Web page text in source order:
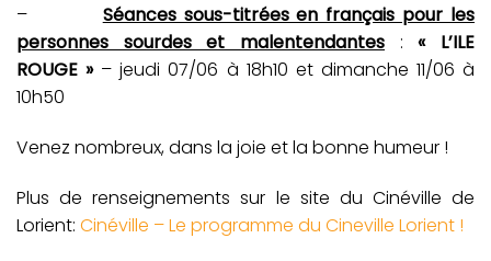
– Séances sous-titrées en français pour les
personnes sourdes et malentendantes : « L’ILE
ROUGE »– jeudi 07/06 à 18h10 et dimanche 11/06 à
10h50
Venez nombreux, dans la joie et la bonne humeur !
Plus de renseignements sur le site du Cinéville de
Lorient: Cinéville – Le programme du Cineville Lorient !